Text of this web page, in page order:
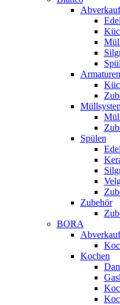
Abverkauf
Armaturen
Spülen
Zubehör
BORA
Abverkauf
Kochen